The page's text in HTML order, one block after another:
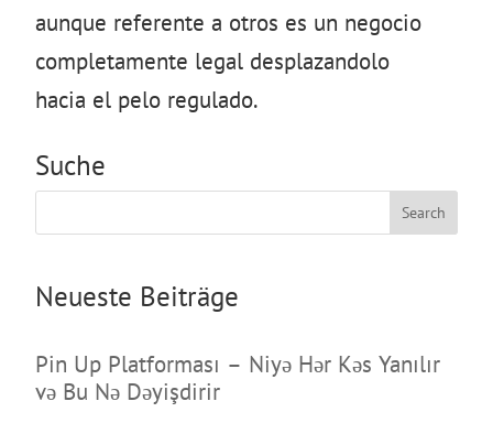
aunque referente a otros es un negocio
completamente legal desplazandolo
hacia el pelo regulado.
Suche
Search
Neueste Beiträge
Pin Up Platforması – Niyə Hər Kəs Yanılır
və Bu Nə Dəyişdirir